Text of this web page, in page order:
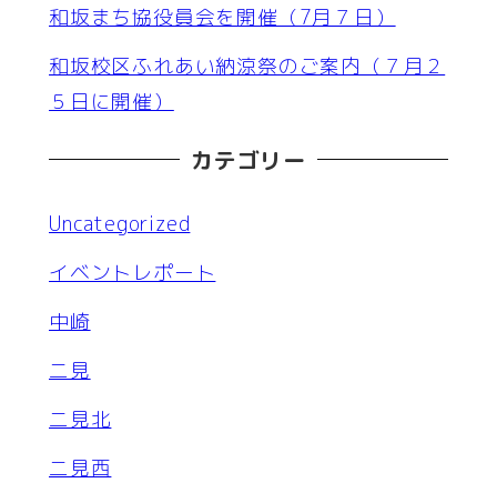
和坂まち協役員会を開催（7月７日）
和坂校区ふれあい納涼祭のご案内（７月２
５日に開催）
カテゴリー
Uncategorized
イベントレポート
中崎
二見
二見北
二見西